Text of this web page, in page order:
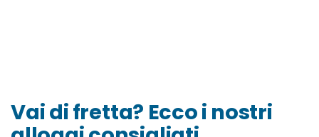
Vai di fretta? Ecco i nostri